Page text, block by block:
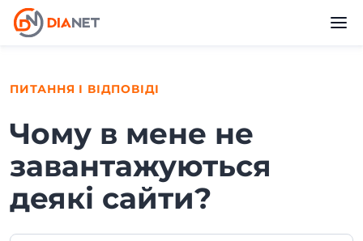
ПИТАННЯ І ВІДПОВІДІ
Чому в мене не
завантажуються
деякі сайти?